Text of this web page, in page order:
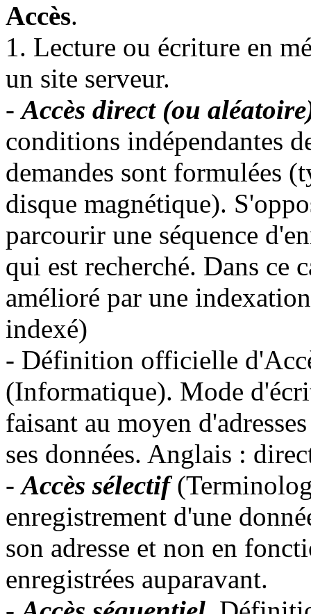
Accès.
1. Lecture ou écriture en
un site serveur.
-Accès direct (ou
conditions indépendantes
demandes sont formulées
disque magnétique).
parcourir une séquence
qui est recherché. Dans ce
amélioré par une
indexé)
- Définition officielle
(Informatique). Mode
faisant au moyen
ses données. Anglais :
-Accès sélectif
enregistrement d'une
son adresse et non en
enregistrées auparavant.